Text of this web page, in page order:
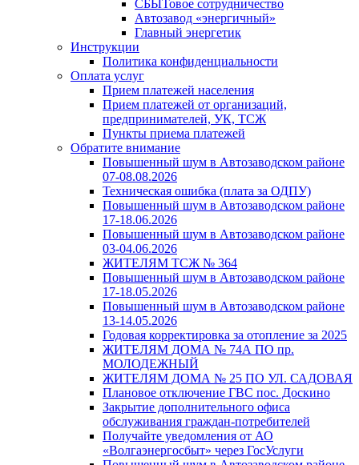
СБЫТовое сотрудничество
Автозавод «энергичный»
Главный энергетик
Инструкции
Политика конфиденциальности
Оплата услуг
Прием платежей населения
Прием платежей от организаций,
предпринимателей, УК, ТСЖ
Пункты приема платежей
Обратите внимание
Повышенный шум в Автозаводском районе
07-08.08.2026
Техническая ошибка (плата за ОДПУ)
Повышенный шум в Автозаводском районе
17-18.06.2026
Повышенный шум в Автозаводском районе
03-04.06.2026
ЖИТЕЛЯМ ТСЖ № 364
Повышенный шум в Автозаводском районе
17-18.05.2026
Повышенный шум в Автозаводском районе
13-14.05.2026
Годовая корректировка за отопление за 2025
ЖИТЕЛЯМ ДОМА № 74А ПО пр.
МОЛОДЕЖНЫЙ
ЖИТЕЛЯМ ДОМА № 25 ПО УЛ. САДОВАЯ
Плановое отключение ГВС пос. Доскино
Закрытие дополнительного офиса
обслуживания граждан-потребителей
Получайте уведомления от АО
«Волгаэнергосбыт» через ГосУслуги